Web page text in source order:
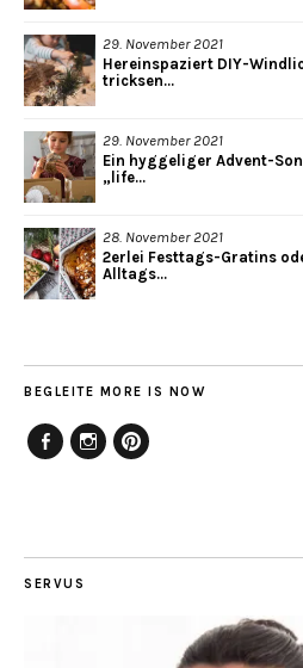
29. November 2021
Hereinspaziert DIY-
tricksen...
29. November 2021
Ein hyggeliger Advent-
„life...
28. November 2021
2erlei Festtags-Gratins
Alltags...
BEGLEITE MORE IS NOW
SERVUS